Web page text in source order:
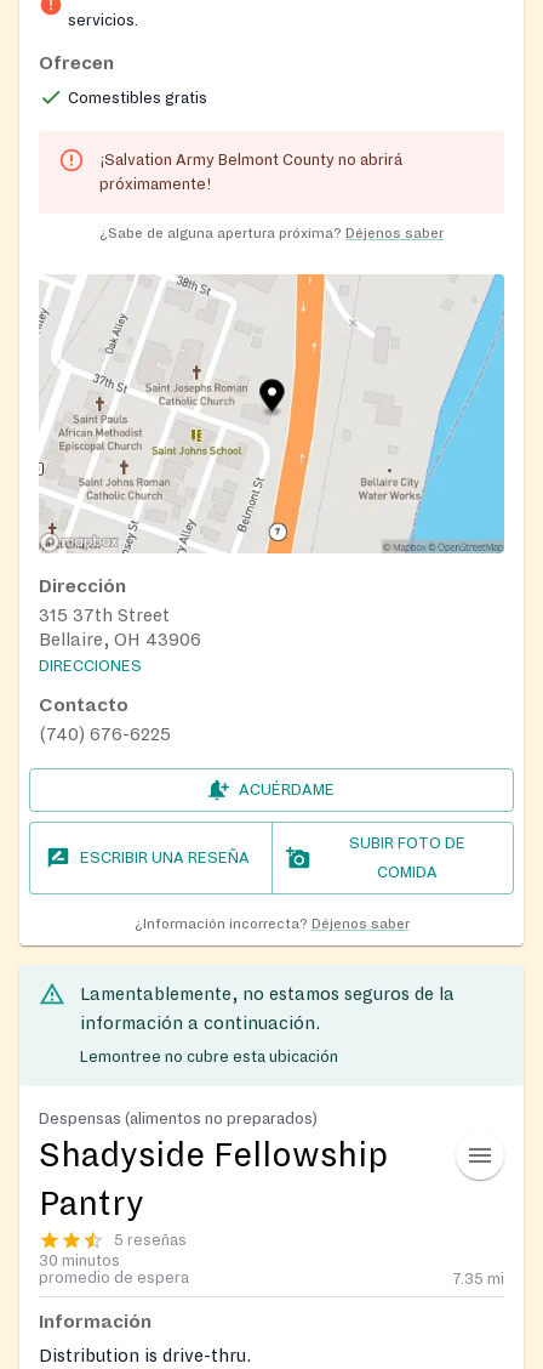
servicios.
Ofrecen
Comestibles gratis
¡Salvation Army Belmont County no abrirá
próximamente!
¿Sabe de alguna apertura próxima? Déjenos saber
Dirección
315 37th Street
Bellaire, OH 43906
DIRECCIONES
Contacto
(740) 676-6225
ACUÉRDAME
ESCRIBIR UNA RESEÑA
SUBIR FOTO DE
COMIDA
¿Información incorrecta? Déjenos saber
Lamentablemente, no estamos seguros de la
información a continuación.
Lemontree no cubre esta ubicación
Despensas (alimentos no preparados)
Shadyside Fellowship
Pantry
5 reseñas
30 minutos
promedio de espera
7.35 mi
Información
Distribution is drive-thru.